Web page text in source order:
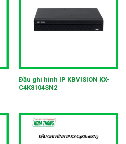
Đầu ghi hình IP KBVISION KX-
C4K8104SN2